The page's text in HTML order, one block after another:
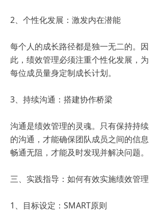
2、个性化发展：激发内在潜能
每个人的成长路径都是独一无二的。因
此，绩效管理必须注重个性化发展，为
每位成员量身定制成长计划。
3、持续沟通：搭建协作桥梁
沟通是绩效管理的灵魂。只有保持持续
的沟通，才能确保团队成员之间的信息
畅通无阻，才能及时发现并解决问题。
三、实践指导：如何有效实施绩效管理
1、目标设定：SMART原则